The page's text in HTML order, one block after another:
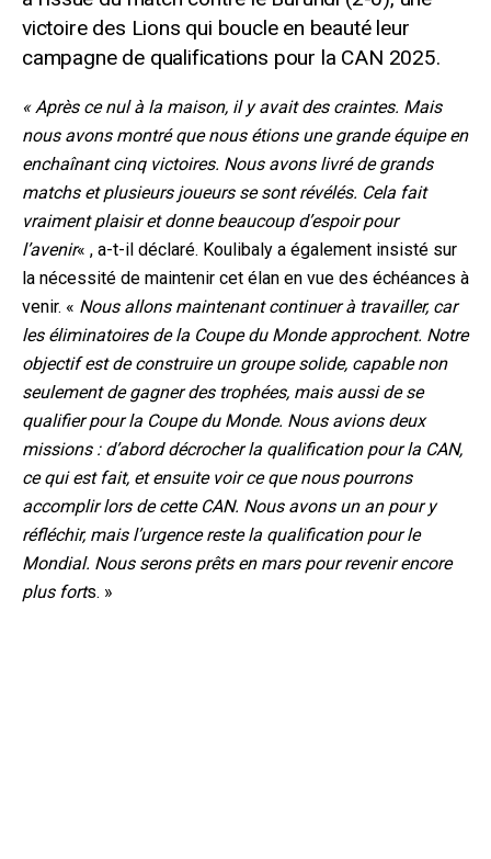
victoire des Lions qui boucle en beauté leur
campagne de qualifications pour la CAN 2025.
« Après ce nul à la maison, il y avait des craintes. Mais
nous avons montré que nous étions une grande équipe en
enchaînant cinq victoires. Nous avons livré de grands
matchs et plusieurs joueurs se sont révélés. Cela fait
vraiment plaisir et donne beaucoup d’espoir pour
l’avenir« , a-t-il déclaré. Koulibaly a également insisté sur
la nécessité de maintenir cet élan en vue des échéances à
venir. « Nous allons maintenant continuer à travailler, car
les éliminatoires de la Coupe du Monde approchent. Notre
objectif est de construire un groupe solide, capable non
seulement de gagner des trophées, mais aussi de se
qualifier pour la Coupe du Monde. Nous avions deux
missions : d’abord décrocher la qualification pour la CAN,
ce qui est fait, et ensuite voir ce que nous pourrons
accomplir lors de cette CAN. Nous avons un an pour y
réfléchir, mais l’urgence reste la qualification pour le
Mondial. Nous serons prêts en mars pour revenir encore
plus forts. »